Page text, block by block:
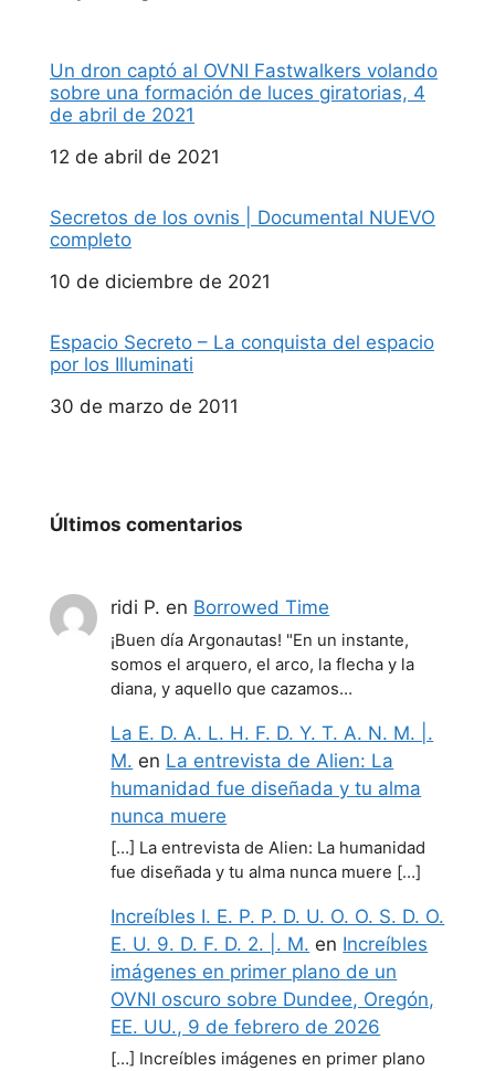
Un dron captó al OVNI Fastwalkers volando
sobre una formación de luces giratorias, 4
de abril de 2021
Fecha
12 de abril de 2021
Secretos de los ovnis | Documental NUEVO
completo
Fecha
10 de diciembre de 2021
Espacio Secreto – La conquista del espacio
por los Illuminati
Fecha
30 de marzo de 2011
Últimos comentarios
ridi P. en Borrowed Time
¡Buen día Argonautas! "En un instante,
somos el arquero, el arco, la flecha y la
diana, y aquello que cazamos…
La E. D. A. L. H. F. D. Y. T. A. N. M. |.
M. en La entrevista de Alien: La
humanidad fue diseñada y tu alma
nunca muere
[…] La entrevista de Alien: La humanidad
fue diseñada y tu alma nunca muere […]
Increíbles I. E. P. P. D. U. O. O. S. D. O.
E. U. 9. D. F. D. 2. |. M. en Increíbles
imágenes en primer plano de un
OVNI oscuro sobre Dundee, Oregón,
EE. UU., 9 de febrero de 2026
[…] Increíbles imágenes en primer plano